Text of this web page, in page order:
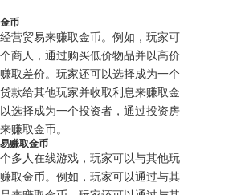
币
营贸易来赚取金币。例如，玩家可
商人，通过购买低价物品并以高价
取差价。玩家还可以选择成为一个
款给其他玩家并收取利息来赚取金
选择成为一个投资者，通过投资房
赚取金币。
赚取金币
多人在线游戏，玩家可以与其他玩
取金币。例如，玩家可以通过与其